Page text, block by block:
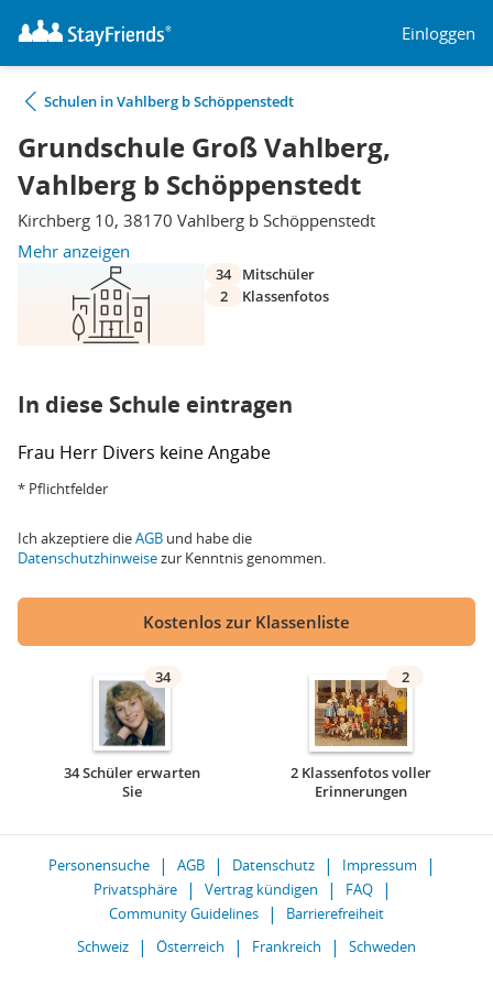
Einloggen
Schulen in Vahlberg b Schöppenstedt
Grundschule Groß Vahlberg,
Vahlberg b Schöppenstedt
Kirchberg 10, 38170 Vahlberg b Schöppenstedt
Mehr anzeigen
34
Mitschüler
2
Klassenfotos
In diese Schule eintragen
Frau Herr Divers keine Angabe
* Pflichtfelder
Ich akzeptiere dieAGB und habe die
Datenschutzhinweisezur Kenntnis genommen.
Kostenlos zur Klassenliste
34
34 Schüler erwarten
Sie
2
2 Klassenfotos voller
Erinnerungen
Personensuche AGB Datenschutz
Impressum
Privatsphäre
Vertrag kündigen
FAQ
Community Guidelines
Barrierefreiheit
Schweiz
Österreich Frankreich Schweden